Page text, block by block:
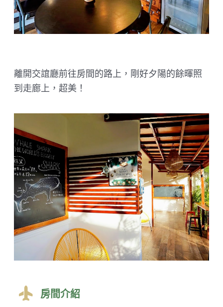
離開交誼廳前往房間的路上，剛好夕陽的餘暉照
到走廊上，超美！
房間介紹